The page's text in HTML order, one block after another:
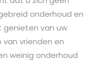
onderhoud en
van uw
vrienden en
weinig onderhoud